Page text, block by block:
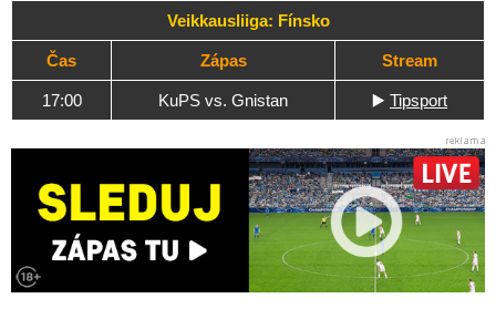
Veikkausliiga: Fínsko
Čas Zápas Stream
17:00 KuPS vs. Gnistan ▶️ Tipsport